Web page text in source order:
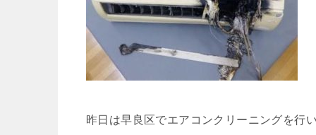
昨日は早良区でエアコンクリーニングを行い